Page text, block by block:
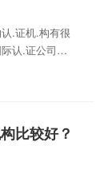
.证机.构有很
认.证公司，
公司比较注
比较好？